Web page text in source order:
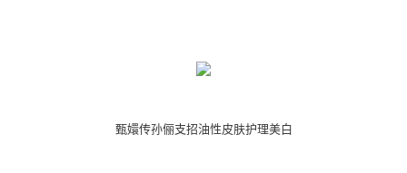
甄嬛传孙俪支招油性皮肤护理美白